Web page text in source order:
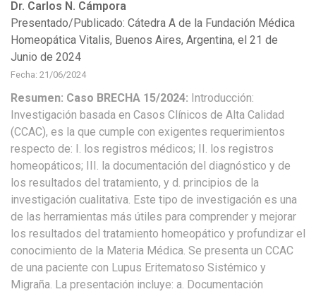
Dr. Carlos N. Cámpora
Presentado/Publicado: Cátedra A de la Fundación Médica
Homeopática Vitalis, Buenos Aires, Argentina, el 21 de
Junio de 2024
Fecha: 21/06/2024
Resumen: Caso BRECHA 15/2024: Introducción:
Investigación basada en Casos Clínicos de Alta Calidad
(CCAC), es la que cumple con exigentes requerimientos
respecto de: I. los registros médicos; II. los registros
homeopáticos; III. la documentación del diagnóstico y de
los resultados del tratamiento, y d. principios de la
investigación cualitativa. Este tipo de investigación es una
de las herramientas más útiles para comprender y mejorar
los resultados del tratamiento homeopático y profundizar el
conocimiento de la Materia Médica. Se presenta un CCAC
de una paciente con Lupus Eritematoso Sistémico y
Migraña. La presentación incluye: a. Documentación